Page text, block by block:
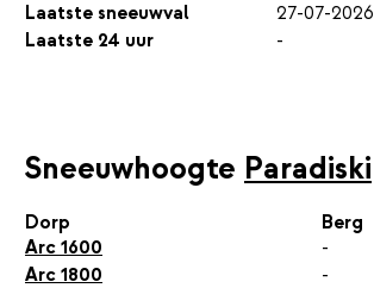
Laatste sneeuwval
27-07-2026
Laatste 24 uur
-
Sneeuwhoogte Paradiski
Dorp Berg
Arc 1600
-
Arc 1800
-